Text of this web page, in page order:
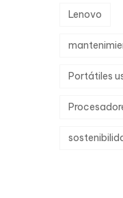
Lenovo
Portátiles